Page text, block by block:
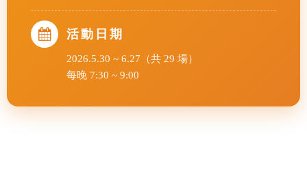
活動日期
2026.5.30 ~ 6.27（共 29 場）
每晚 7:30 ~ 9:00